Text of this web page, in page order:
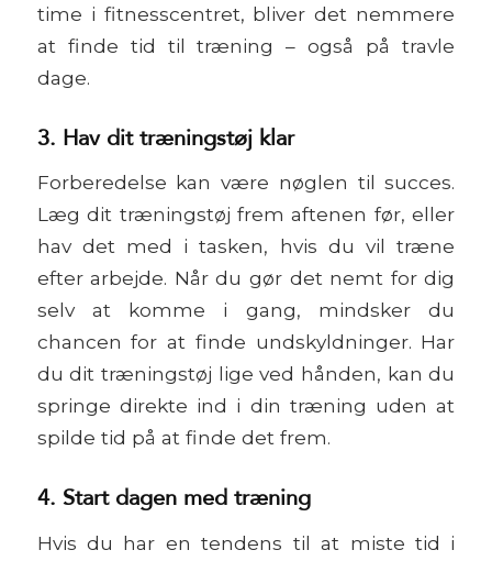
time i fitnesscentret, bliver det nemmere
at finde tid til træning – også på travle
dage.
3. Hav dit træningstøj klar
Forberedelse kan være nøglen til succes.
Læg dit træningstøj frem aftenen før, eller
hav det med i tasken, hvis du vil træne
efter arbejde. Når du gør det nemt for dig
selv at komme i gang, mindsker du
chancen for at finde undskyldninger. Har
du dit træningstøj lige ved hånden, kan du
springe direkte ind i din træning uden at
spilde tid på at finde det frem.
4. Start dagen med træning
Hvis du har en tendens til at miste tid i